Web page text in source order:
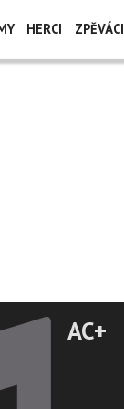
HERCI ZPĚVÁCI
AC+